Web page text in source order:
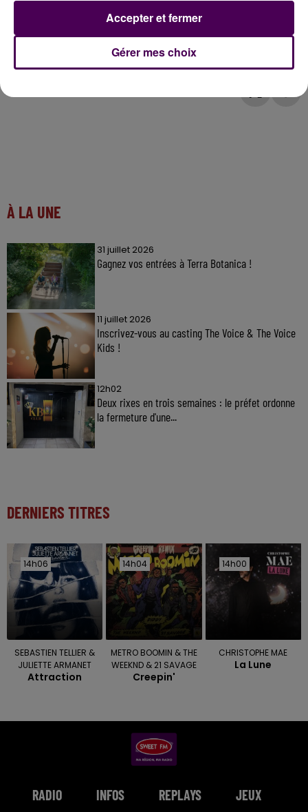
À LA UNE
31 juillet 2026
Gagnez vos entrées à Terra Botanica !
11 juillet 2026
Inscrivez-vous au casting The Voice & The Voice
Kids !
12h02
Deux rixes en trois semaines : le préfet ordonne
la fermeture d'une...
DERNIERS TITRES
14h06
14h06
SEBASTIEN TELLIER &
JULIETTE ARMANET
Attraction
14h04
14h04
METRO BOOMIN & THE
WEEKND & 21 SAVAGE
Creepin'
14h00
14h00
CHRISTOPHE MAE
La Lune
RADIO INFOS REPLAYS JEUX
Gérer mes choix
Accepter et fermer